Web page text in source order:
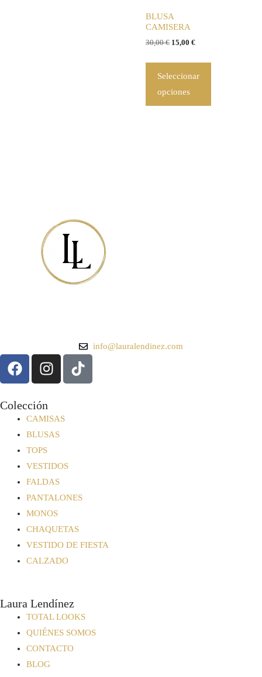
BLUSA
CAMISERA
30,00€ 15,00 €
Seleccionar
opciones
info@lauralendinez.com
Colección
CAMISAS
BLUSAS
TOPS
VESTIDOS
FALDAS
PANTALONES
MONOS
CHAQUETAS
VESTIDO DE FIESTA
CALZADO
Laura Lendínez
TOTAL LOOKS
QUIÉNES SOMOS
CONTACTO
BLOG